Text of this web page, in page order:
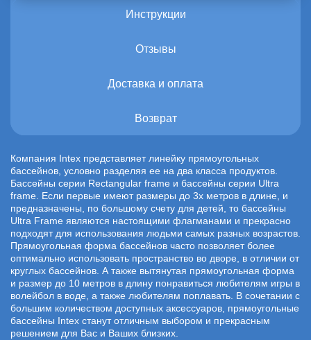
Инструкции
Отзывы
Доставка и оплата
Возврат
Компания Intex представляет линейку прямоугольных
бассейнов, условно разделяя ее на два класса продуктов.
Бассейны серии Rectangular frame и бассейны серии Ultra
frame. Если первые имеют размеры до 3х метров в длине, и
предназначены, по большому счету для детей, то бассейны
Ultra Frame являются настоящими флагманами и прекрасно
подходят для использования людьми самых разных возрастов.
Прямоугольная форма бассейнов часто позволяет более
оптимально использовать пространство во дворе, в отличии от
круглых бассейнов. А также вытянутая прямоугольная форма
и размер до 10 метров в длину понравиться любителям игры в
волейбол в воде, а также любителям поплавать. В сочетании с
большим количеством доступных аксессуаров, прямоугольные
бассейны Intex станут отличным выбором и прекрасным
решением для Вас и Ваших близких.